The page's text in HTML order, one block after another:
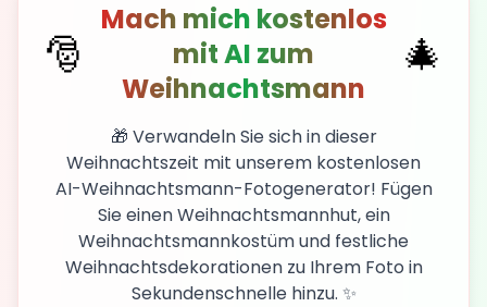
🎅
Mach mich kostenlos
mit AI zum
Weihnachtsmann
🎄
🎁 Verwandeln Sie sich in dieser
Weihnachtszeit mit unserem kostenlosen
AI-Weihnachtsmann-Fotogenerator! Fügen
Sie einen Weihnachtsmannhut, ein
Weihnachtsmannkostüm und festliche
Weihnachtsdekorationen zu Ihrem Foto in
Sekundenschnelle hinzu. ✨